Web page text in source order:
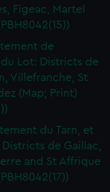
Figeac, Martel
de
du Lot: Districts de
Villefranche, St
(Map; Print)
du Tarn, et
de Gaillac,
and St Affrique